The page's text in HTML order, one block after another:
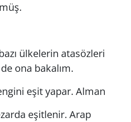
ülkelerin atasözleri
ona bakalım.
eşit yapar. Alman
eşitlenir. Arap